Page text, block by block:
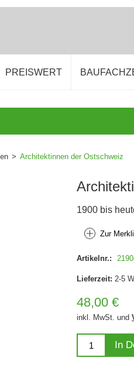
PREISWERT
> Architektinnen der Ostschweiz
1900 bis
Zur
Artikelnr.:
Lieferzeit: 2-5
48,00 €
inkl. MwSt. und
In